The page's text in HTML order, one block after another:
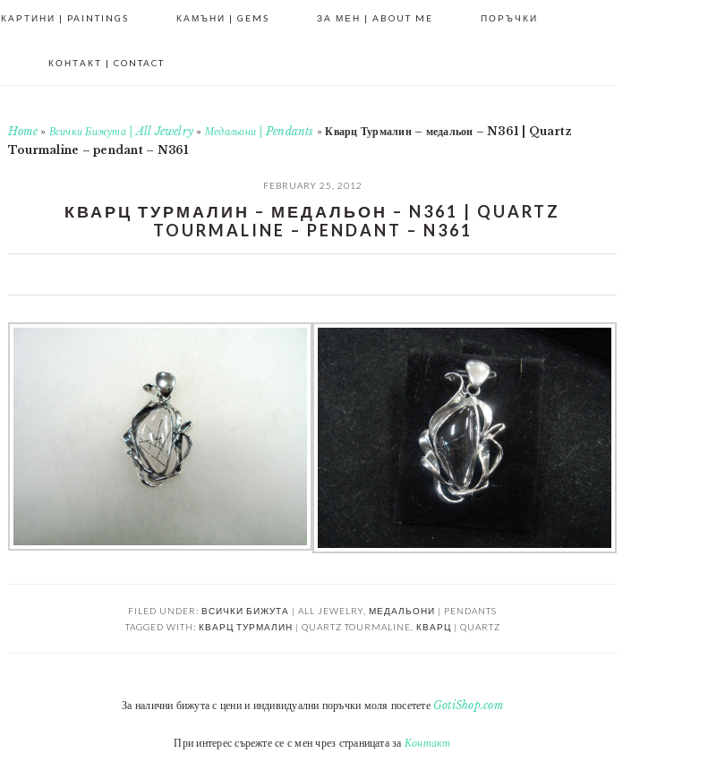
КАРТИНИ | PAINTINGS КАМЪНИ | GEMS ЗА МЕН | ABOUT ME ПОРЪЧКИ
КОНТАКТ | CONTACT
Home» Всички Бижута | All Jewelry » Медальони | Pendants »Кварц Турмалин – медальон – N361 | Quartz
Tourmaline – pendant – N361
FEBRUARY 25, 2012
КВАРЦ ТУРМАЛИН – МЕДАЛЬОН – N361 | QUARTZ
TOURMALINE – PENDANT – N361
FILED UNDER: ВСИЧКИ БИЖУТА | ALL JEWELRY МЕДАЛЬОНИ | PENDANTS
TAGGED WITH: КВАРЦ ТУРМАЛИН | QUARTZ TOURMALINE КВАРЦ | QUARTZ
За налични бижута с цени и индивидуални поръчки моля посетете GotiShop.com
При интерес сърежте се с мен чрез страницата за Контакт